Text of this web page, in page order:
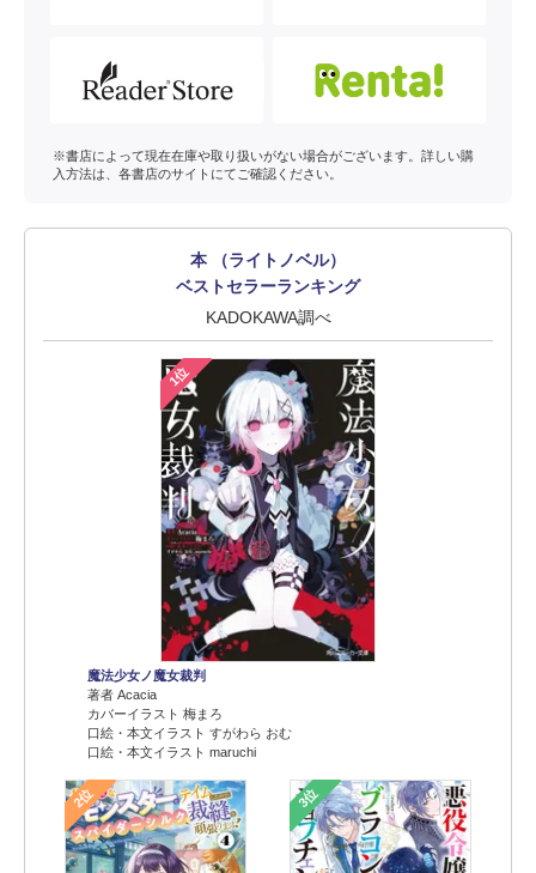
※書店によって現在在庫や取り扱いがない場合がございます。詳しい購
入方法は、各書店のサイトにてご確認ください。
本 （ライトノベル）
ベストセラーランキング
KADOKAWA調べ
1位
魔法少女ノ魔女裁判
著者 Acacia
カバーイラスト 梅まろ
口絵・本文イラスト すがわら おむ
口絵・本文イラスト maruchi
2位 3位